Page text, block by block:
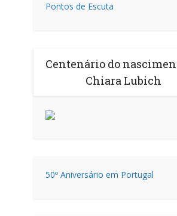
Pontos de Escuta
Centenário do
Chiara Lubich
50º Aniversário em Portugal